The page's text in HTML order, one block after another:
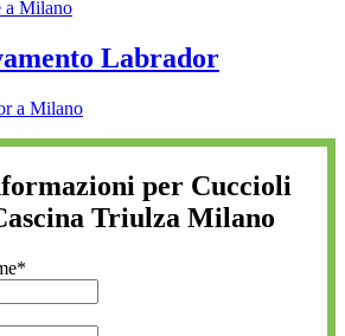
Labrador
per Cuccioli
Triulza Milano
*